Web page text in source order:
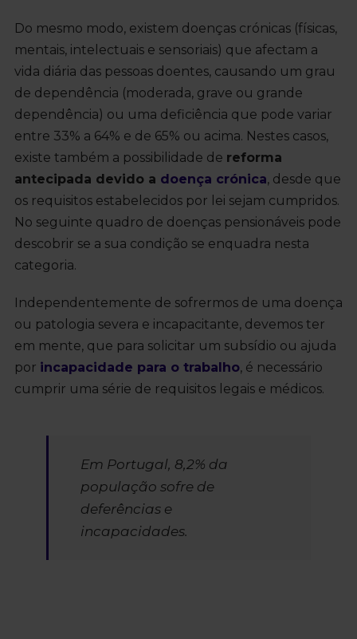
Do mesmo modo, existem doenças crónicas (físicas,
mentais, intelectuais e sensoriais) que afectam a
vida diária das pessoas doentes, causando um grau
de dependência (moderada, grave ou grande
dependência) ou uma deficiência que pode variar
entre 33% a 64% e de 65% ou acima. Nestes casos,
existe também a possibilidade de reforma
antecipada devido a doença crónica, desde que
os requisitos estabelecidos por lei sejam cumpridos.
No seguinte quadro de doenças pensionáveis pode
descobrir se a sua condição se enquadra nesta
categoria.
Independentemente de sofrermos de uma doença
ou patologia severa e incapacitante, devemos ter
em mente, que para solicitar um subsídio ou ajuda
por incapacidade para o trabalho, é necessário
cumprir uma série de requisitos legais e médicos.
Em Portugal, 8,2% da
população sofre de
deferências e
incapacidades.